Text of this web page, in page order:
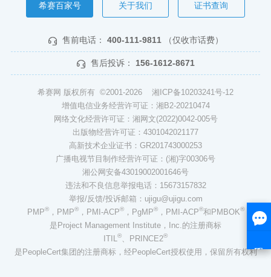
希赛百家号 关于我们 证书查询
售前电话： 400-111-9811 （仅收市话费）
售后投诉： 156-1612-8671
希赛网 版权所有 ©2001-2026 湘ICP备10203241号-12
增值电信业务经营许可证：湘B2-20210474
网络文化经营许可证：湘网文(2022)0042-005号
出版物经营许可证：4301042021177
高新技术企业证书：GR201743000253
广播电视节目制作经营许可证：(湘)字00306号
湘公网安备43019002001646号
违法和不良信息举报电话：15673157832
举报/反馈/投诉邮箱：ujigu@ujigu.com
PMP®，PMP®，PMI-ACP®，PgMP®，PMI-ACP®和PMBOK®
是Project Management Institute，Inc.的注册商标
ITIL®、PRINCE2®
是PeopleCert集团的注册商标，经PeopleCert授权使用，保留所有权利